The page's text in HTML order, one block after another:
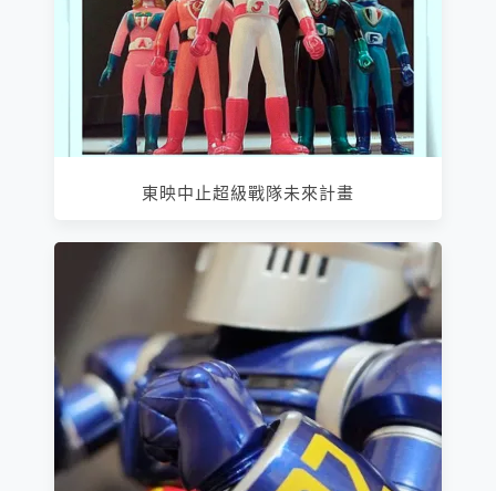
東映中止超級戰隊未來計畫